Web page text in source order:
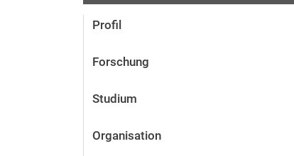
Profil
Forschung
Studium
Organisation